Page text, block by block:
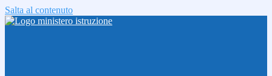
Salta al contenuto